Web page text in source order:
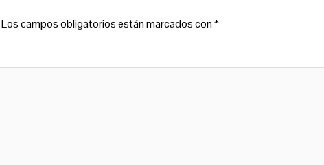
Los campos obligatorios están marcados con*